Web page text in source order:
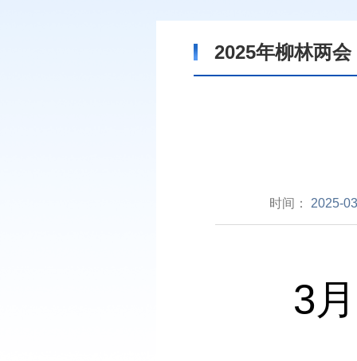
2025年柳林两
时间： 2025-
3月